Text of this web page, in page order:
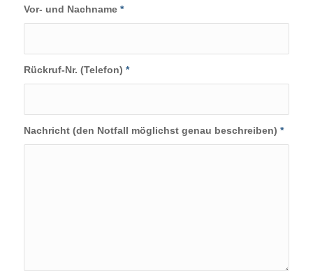
Vor- und Nachname *
Rückruf-Nr. (Telefon) *
Nachricht (den Notfall möglichst genau beschreiben) *